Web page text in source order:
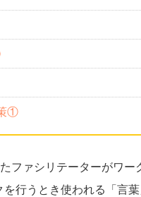
①
ファシリテーターがワ
行うとき使われる「言